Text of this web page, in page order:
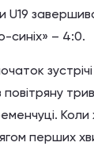
U19
синіх» – 4:0.
повітряну
перших